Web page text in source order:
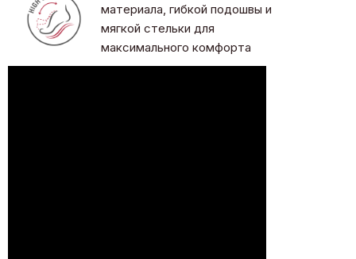
материала, гибкой подошвы и
мягкой стельки для
максимального комфорта